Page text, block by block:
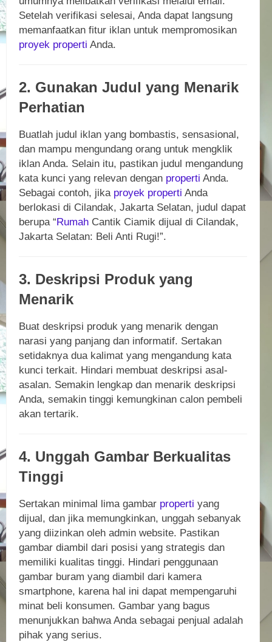
Setelah verifikasi selesai, Anda dapat langsung
memanfaatkan fitur iklan untuk mempromosikan
proyek properti Anda.
2. Gunakan Judul yang Menarik
Perhatian
Buatlah judul iklan yang bombastis, sensasional,
dan mampu mengundang orang untuk mengklik
iklan Anda. Selain itu, pastikan judul mengandung
kata kunci yang relevan dengan properti Anda.
Sebagai contoh, jika proyek properti Anda
berlokasi di Cilandak, Jakarta Selatan, judul dapat
berupa “ Rumah Cantik Ciamik dijual di Cilandak,
Jakarta Selatan: Beli Anti Rugi!”.
3. Deskripsi Produk yang
Menarik
Buat deskripsi produk yang menarik dengan
narasi yang panjang dan informatif. Sertakan
setidaknya dua kalimat yang mengandung kata
kunci terkait. Hindari membuat deskripsi asal-
asalan. Semakin lengkap dan menarik deskripsi
Anda, semakin tinggi kemungkinan calon pembeli
akan tertarik.
4. Unggah Gambar Berkualitas
Tinggi
Sertakan minimal lima gambar properti yang
dijual, dan jika memungkinkan, unggah sebanyak
yang diizinkan oleh admin website. Pastikan
gambar diambil dari posisi yang strategis dan
memiliki kualitas tinggi. Hindari penggunaan
gambar buram yang diambil dari kamera
smartphone, karena hal ini dapat mempengaruhi
minat beli konsumen. Gambar yang bagus
menunjukkan bahwa Anda sebagai penjual adalah
pihak yang serius.